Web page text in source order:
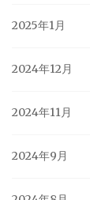
2025年1月
2024年12月
2024年11月
2024年9月